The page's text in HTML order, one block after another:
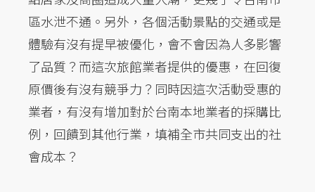
區水泄不通。另外，各個活動景點的交通或是
體驗有沒有提早被優化，會不會因為人多影響
了品質？而這次旅館業者提供的優惠，在回復
原價後有沒有競爭力？同時因這次活動受惠的
業者，有沒有增加對於台南本地業者的採購比
例，回饋到其他行業，填補全市共同支出的社
會成本？